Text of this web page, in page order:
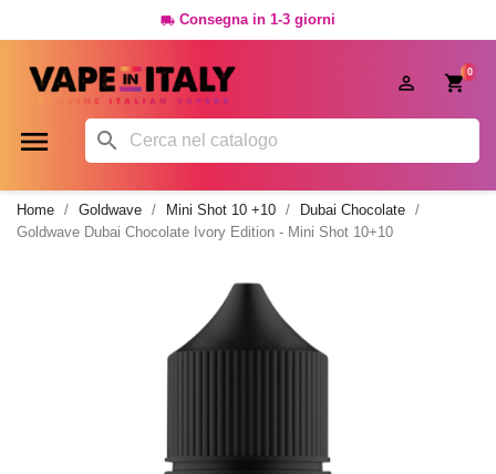
 Consegna in 1-3 giorni
0

 
Home Goldwave Mini Shot 10 +10
Dubai Chocolate
Goldwave Dubai Chocolate Ivory Edition - Mini Shot 10+10